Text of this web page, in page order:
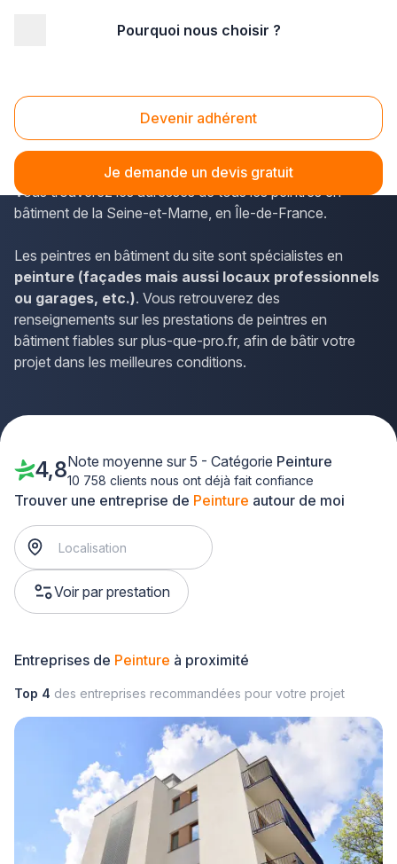
Pourquoi nous choisir ?
Devenir adhérent
Je demande un devis gratuit
Peinture Meaux (77100)
Pour obtenir les noms et coordonnées des professionnels
situés à Meaux, vous pouvez consulter plus-que-pro.fr.
Vous trouverez les adresses de tous les peintres en
bâtiment de la Seine-et-Marne, en Île-de-France.
Les peintres en bâtiment du site sont spécialistes en
peinture (façades mais aussi locaux professionnels
ou garages, etc.). Vous retrouverez des
renseignements sur les prestations de peintres en
bâtiment fiables sur plus-que-pro.fr, afin de bâtir votre
projet dans les meilleures conditions.
Trouver une entreprise de Peinture autour de moi
Voir par prestation
4,8Note moyenne sur 5 - Catégorie Peinture
10 758 clients nous ont déjà fait confiance
Entreprises de Peinture à proximité
Top 4 des entreprises recommandées pour votre projet